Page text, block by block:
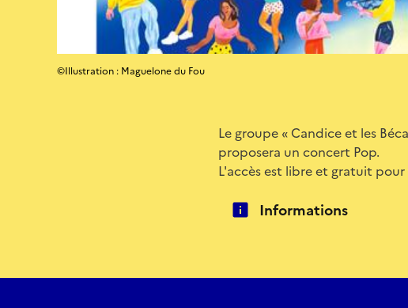
©Illustration : Maguelone du Fou
Le groupe « Candice et les
proposera un concert Pop.
L'accès est libre et gratuit pour
Informations